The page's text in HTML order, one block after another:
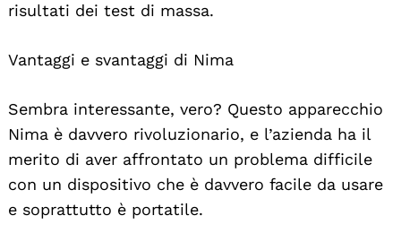
risultati dei test di massa.
Vantaggi e svantaggi di Nima
Sembra interessante, vero? Questo apparecchio
Nima è davvero rivoluzionario, e l’azienda ha il
merito di aver affrontato un problema difficile
con un dispositivo che è davvero facile da usare
e soprattutto è portatile.